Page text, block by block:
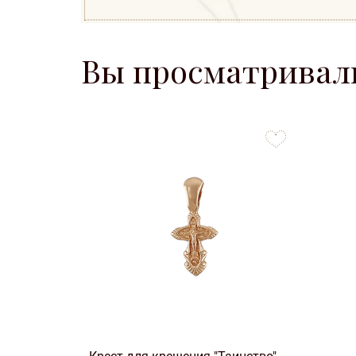
Вы
favorites